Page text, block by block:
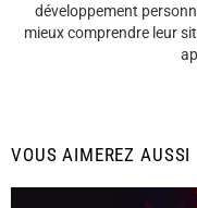
développement
mieux comprendre leur
VOUS AIMEREZ AUSSI